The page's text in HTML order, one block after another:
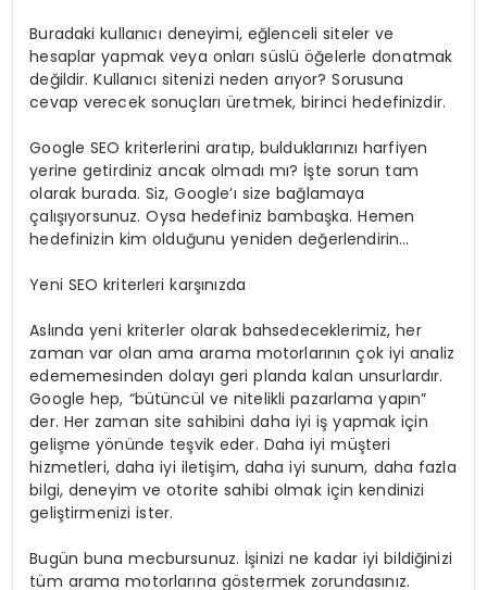
Buradaki kullanıcı deneyimi, eğlenceli siteler ve
hesaplar yapmak veya onları süslü öğelerle donatmak
değildir. Kullanıcı sitenizi neden arıyor? Sorusuna
cevap verecek sonuçları üretmek, birinci hedefinizdir.
Google SEO kriterlerini aratıp, bulduklarınızı harfiyen
yerine getirdiniz ancak olmadı mı? İşte sorun tam
olarak burada. Siz, Google’ı size bağlamaya
çalışıyorsunuz. Oysa hedefiniz bambaşka. Hemen
hedefinizin kim olduğunu yeniden değerlendirin…
Yeni SEO kriterleri karşınızda
Aslında yeni kriterler olarak bahsedeceklerimiz, her
zaman var olan ama arama motorlarının çok iyi analiz
edememesinden dolayı geri planda kalan unsurlardır.
Google hep, “bütüncül ve nitelikli pazarlama yapın”
der. Her zaman site sahibini daha iyi iş yapmak için
gelişme yönünde teşvik eder. Daha iyi müşteri
hizmetleri, daha iyi iletişim, daha iyi sunum, daha fazla
bilgi, deneyim ve otorite sahibi olmak için kendinizi
geliştirmenizi ister.
Bugün buna mecbursunuz. İşinizi ne kadar iyi bildiğinizi
tüm arama motorlarına göstermek zorundasınız.